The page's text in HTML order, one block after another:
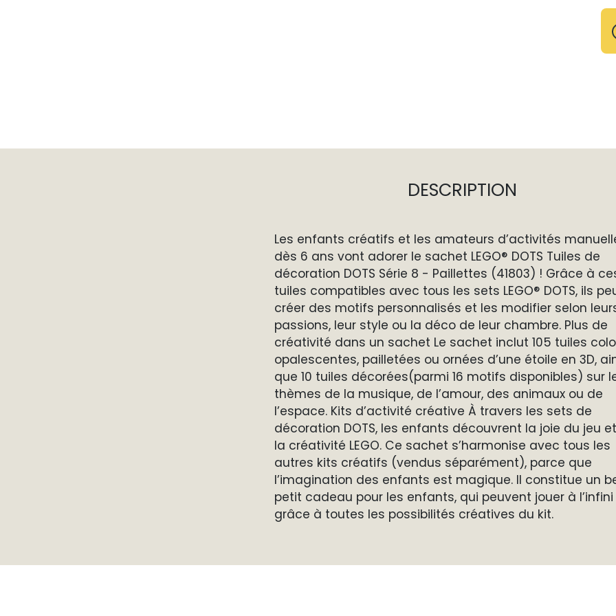
DESCRIPTION
Les enfants créatifs et les amateurs d’activités
dès 6 ans vont adorer le sachet LEGO® DOTS Tuiles de
décoration DOTS Série 8 - Paillettes (41803) ! Grâce à
tuiles compatibles avec tous les sets LEGO® DOTS, ils
créer des motifs personnalisés et les modifier selon
passions, leur style ou la déco de leur chambre. Plus de
créativité dans un sachet Le sachet inclut 105 tuiles
opalescentes, pailletées ou ornées d’une étoile en 3D,
que 10 tuiles décorées(parmi 16 motifs disponibles) sur
thèmes de la musique, de l’amour, des animaux ou de
l’espace. Kits d’activité créative À travers les sets de
décoration DOTS, les enfants découvrent la joie du jeu
la créativité LEGO. Ce sachet s’harmonise avec tous les
autres kits créatifs (vendus séparément), parce que
l’imagination des enfants est magique. Il constitue un
petit cadeau pour les enfants, qui peuvent jouer à l’infini
grâce à toutes les possibilités créatives du kit.